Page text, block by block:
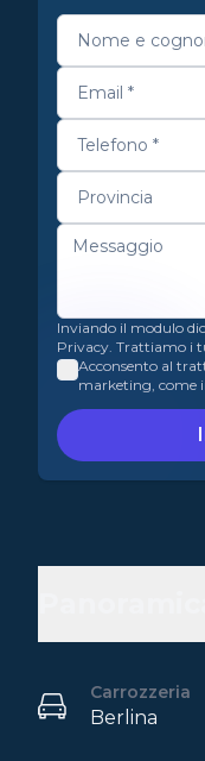
Inviando il modulo
Privacy. Trattiamo i
Acconsento al
marketing, come
Carrozzeria
Berlina